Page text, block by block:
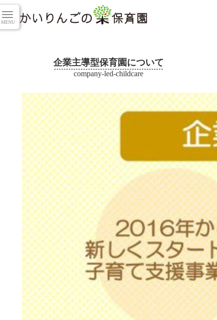
企業主導型保育園について
company-led-childcare